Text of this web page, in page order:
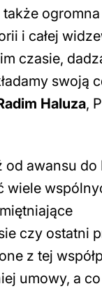
i całej
czasie,
swoją
Haluza,
awansu do
wiele
czy ostatni
z tej
umowy, a